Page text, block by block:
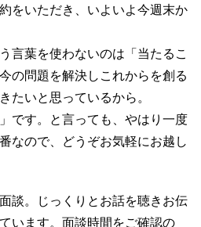
をいただき、いよいよ今週末か
言葉を使わないのは「当たるこ
の問題を解決しこれからを創る
たいと思っているから。
です。と言っても、やはり一度
なので、どうぞお気軽にお越し
談。じっくりとお話を聴きお伝
います。面談時間をご確認の